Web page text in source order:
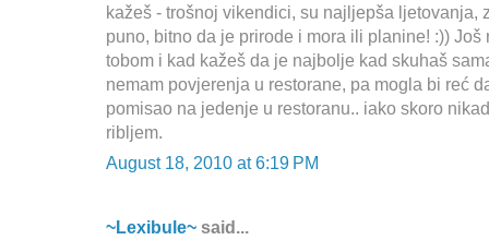
kažeš - trošnoj vikendici, su najljepša ljetovanja,
puno, bitno da je prirode i mora ili planine! :)) Još
tobom i kad kažeš da je najbolje kad skuhaš
nemam povjerenja u restorane, pa mogla bi reć
pomisao na jedenje u restoranu.. iako skoro
ribljem.
August 18, 2010 at 6:19 PM
~Lexibule~ said...